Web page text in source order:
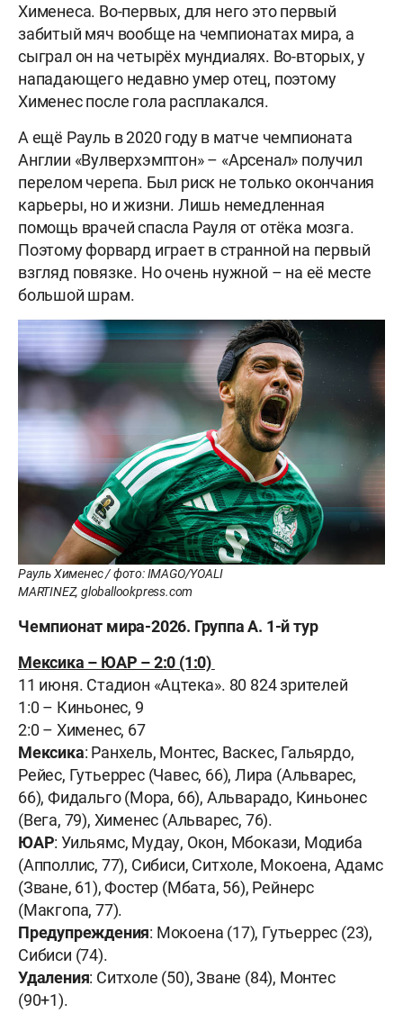
Хименеса. Во-первых, для него это первый
забитый мяч вообще на чемпионатах мира, а
сыграл он на четырёх мундиалях. Во-вторых, у
нападающего недавно умер отец, поэтому
Хименес после гола расплакался.
А ещё Рауль в 2020 году в матче чемпионата
Англии «Вулверхэмптон» – «Арсенал» получил
перелом черепа. Был риск не только окончания
карьеры, но и жизни. Лишь немедленная
помощь врачей спасла Рауля от отёка мозга.
Поэтому форвард играет в странной на первый
взгляд повязке. Но очень нужной – на её месте
большой шрам.
Рауль Хименес / фото: IMAGO/YOALI
MARTINEZ, globallookpress.com
Чемпионат мира-2026. Группа А. 1-й тур
Мексика – ЮАР – 2:0 (1:0)
11 июня. Стадион «Ацтека». 80 824 зрителей
1:0 – Киньонес, 9
2:0 – Хименес, 67
Мексика: Ранхель, Монтес, Васкес, Гальярдо,
Рейес, Гутьеррес (Чавес, 66), Лира (Альварес,
66), Фидальго (Мора, 66), Альварадо, Киньонес
(Вега, 79), Хименес (Альварес, 76).
ЮАР: Уильямс, Мудау, Окон, Мбокази, Модиба
(Апполлис, 77), Сибиси, Ситхоле, Мокоена, Адамс
(Зване, 61), Фостер (Мбата, 56), Рейнерс
(Макгопа, 77).
Предупреждения: Мокоена (17), Гутьеррес (23),
Сибиси (74).
Удаления: Ситхоле (50), Зване (84), Монтес
(90+1).